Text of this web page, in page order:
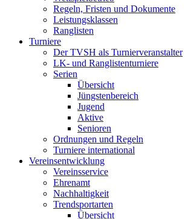
Regeln, Fristen und Dokumente
Leistungsklassen
Ranglisten
Turniere
Der TVSH als Turnierveranstalter
LK- und Ranglistenturniere
Serien
Übersicht
Jüngstenbereich
Jugend
Aktive
Senioren
Ordnungen und Regeln
Turniere international
Vereinsentwicklung
Vereinsservice
Ehrenamt
Nachhaltigkeit
Trendsportarten
Übersicht